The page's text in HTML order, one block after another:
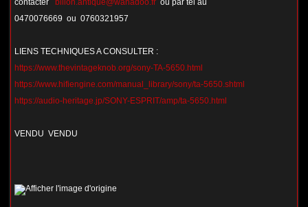
contacter billon.antique@wanadoo.fr ou par tel au
0470076669 ou 0760321957
LIENS TECHNIQUES A CONSULTER :
https://www.thevintageknob.org/sony-TA-5650.html
https://www.hifiengine.com/manual_library/sony/ta-5650.shtml
https://audio-heritage.jp/SONY-ESPRIT/amp/ta-5650.html
VENDU VENDU